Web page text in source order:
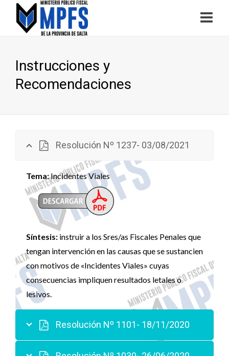
Instrucciones y
Recomendaciones
Resolución Nº 1237- 03/08/2021
Tema:Incidentes Viales
Síntesis: instruir a los Sres/as Fiscales Penales que
tengan intervención en las causas que se sustancien
con motivos de «Incidentes Viales» cuyas
consecuencias impliquen resultados letales o
lesivos.
Resolución Nº 1101- 18/11/2020